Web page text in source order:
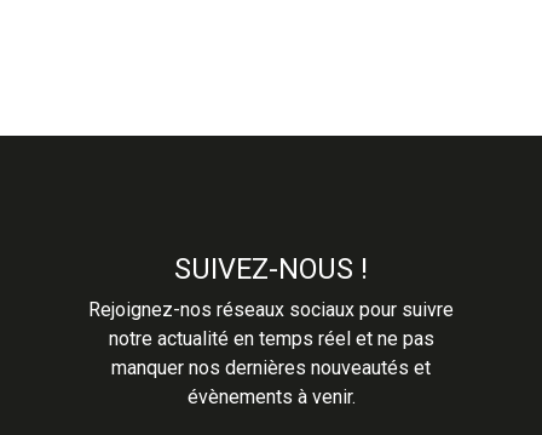
SUIVEZ-NOUS !
Rejoignez-nos réseaux sociaux pour suivre
notre actualité en temps réel et ne pas
manquer nos dernières nouveautés et
évènements à venir.